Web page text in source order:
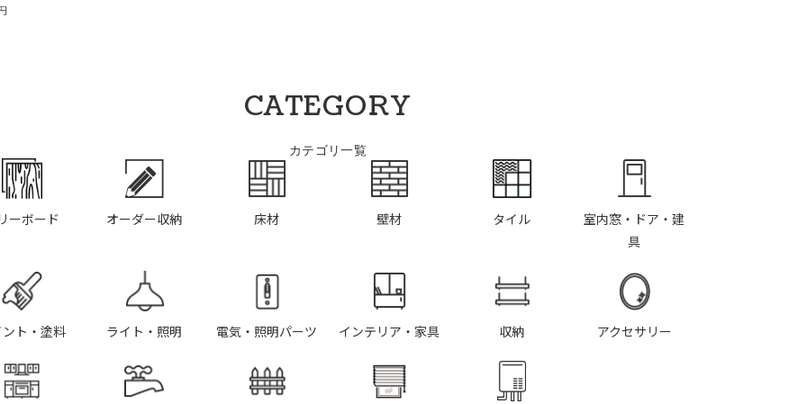
CATEGORY
カテゴリ一覧
ーボード オーダー収納 床材 壁材 タイル
室内窓・ドア・建
具
ト・塗料 ライト・照明 電気・照明パーツ インテリア・家具 収納 アクセサリー